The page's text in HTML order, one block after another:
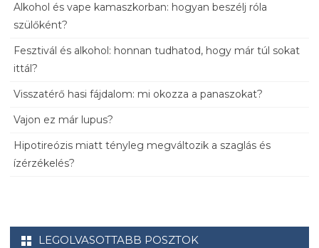
Alkohol és vape kamaszkorban: hogyan beszélj róla
szülőként?
Fesztivál és alkohol: honnan tudhatod, hogy már túl sokat
ittál?
Visszatérő hasi fájdalom: mi okozza a panaszokat?
Vajon ez már lupus?
Hipotireózis miatt tényleg megváltozik a szaglás és
ízérzékelés?
LEGOLVASOTTABB POSZTOK